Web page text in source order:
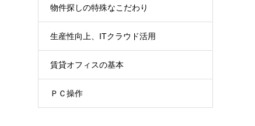
物件探しの特殊なこだわり
生産性向上、ITクラウド活用
賃貸オフィスの基本
ＰＣ操作